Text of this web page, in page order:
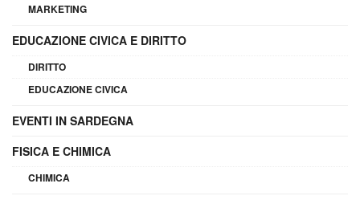
MARKETING
EDUCAZIONE CIVICA E DIRITTO
DIRITTO
EDUCAZIONE CIVICA
EVENTI IN SARDEGNA
FISICA E CHIMICA
CHIMICA